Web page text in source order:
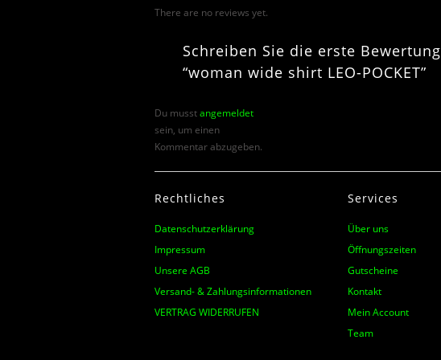
There are no reviews yet.
Schreiben Sie die erste Bewertung
“woman wide shirt LEO-POCKET”
Du musstangemeldet
sein, um einen
Kommentar abzugeben.
Rechtliches
Datenschutzerklärung
Impressum
Unsere AGB
Versand- & Zahlungsinformationen
VERTRAG WIDERRUFEN
Services
Über uns
Öffnungszeiten
Gutscheine
Kontakt
Mein Account
Team